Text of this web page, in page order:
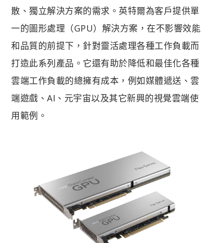
散、獨立解決方案的需求。英特爾為客戶提供單
一的圖形處理（GPU）解決方案，在不影響效能
和品質的前提下，針對靈活處理各種工作負載而
打造此系列產品。它還有助於降低和最佳化各種
雲端工作負載的總擁有成本，例如媒體遞送、雲
端遊戲、AI、元宇宙以及其它新興的視覺雲端使
用範例。